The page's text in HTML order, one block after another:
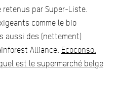
par Super-Liste.
comme le bio
aussi des (nettement)
Alliance. Ecoconso.
est le supermarché belge